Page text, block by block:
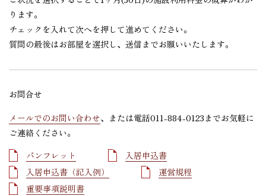
ります。
チェックを入れて次へを押して進めてください。
質問の最後はお部屋を選択し、送信までお願いいたします。
お問合せ
メールでのお問い合わせ、または電話011-884-0123までお気軽に
ご連絡ください。
パンフレット
入居申込書
入居申込書（記入例）
運営規程
重要事項説明書